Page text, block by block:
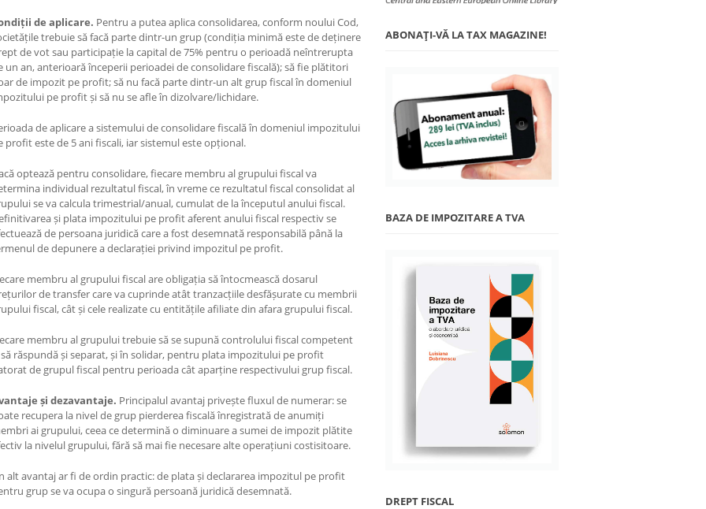
de aplicare. Pentru a putea aplica consolidarea, conform noului Cod,
trebuie să facă parte dintr-un grup (condiția minimă este de deținere
de vot sau participație la capital de 75% pentru o perioadă neîntrerupta
un an, anterioară începerii perioadei de consolidare fiscală); să fie plătitori
de impozit pe profit; să nu facă parte dintr-un alt grup fiscal în domeniul
pe profit și să nu se afle în dizolvare/lichidare.
de aplicare a sistemului de consolidare fiscală în domeniul impozitului
profit este de 5 ani fiscali, iar sistemul este opțional.
optează pentru consolidare, fiecare membru al grupului fiscal va
individual rezultatul fiscal, în vreme ce rezultatul fiscal consolidat al
se va calcula trimestrial/anual, cumulat de la începutul anului fiscal.
și plata impozitului pe profit aferent anului fiscal respectiv se
de persoana juridică care a fost desemnată responsabilă până la
de depunere a declarației privind impozitul pe profit.
membru al grupului fiscal are obligația să întocmească dosarul
de transfer care va cuprinde atât tranzacțiile desfășurate cu membrii
fiscal, cât și cele realizate cu entitățile afiliate din afara grupului fiscal.
membru al grupului trebuie să se supună controlului fiscal competent
răspundă și separat, și în solidar, pentru plata impozitului pe profit
de grupul fiscal pentru perioada cât aparține respectivului grup fiscal.
și dezavantaje. Principalul avantaj privește fluxul de numerar: se
recupera la nivel de grup pierderea fiscală înregistrată de anumiți
ai grupului, ceea ce determină o diminuare a sumei de impozit plătite
la nivelul grupului, fără să mai fie necesare alte operațiuni costisitoare.
alt avantaj ar fi de ordin practic: de plata și declararea impozitul pe profit
grup se va ocupa o singură persoană juridică desemnată.
ABONAŢI-VĂ LA TAX MAGAZINE!
BAZA DE IMPOZITARE A TVA
DREPT FISCAL